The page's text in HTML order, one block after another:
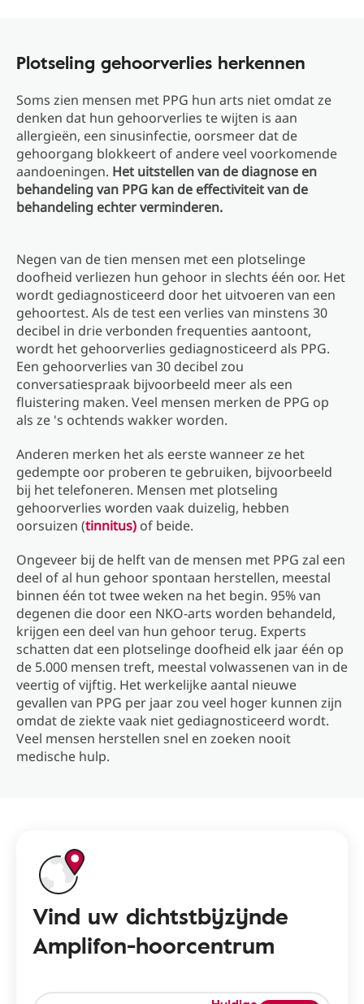
Plotseling gehoorverlies herkennen
Soms zien mensen met PPG hun arts niet omdat ze
denken dat hun gehoorverlies te wijten is aan
allergieën, een sinusinfectie, oorsmeer dat de
gehoorgang blokkeert of andere veel voorkomende
aandoeningen. Het uitstellen van de diagnose en
behandeling van PPG kan de effectiviteit van de
behandeling echter verminderen.
Negen van de tien mensen met een plotselinge
doofheid verliezen hun gehoor in slechts één oor. Het
wordt gediagnosticeerd door het uitvoeren van een
gehoortest. Als de test een verlies van minstens 30
decibel in drie verbonden frequenties aantoont,
wordt het gehoorverlies gediagnosticeerd als PPG.
Een gehoorverlies van 30 decibel zou
conversatiespraak bijvoorbeeld meer als een
fluistering maken. Veel mensen merken de PPG op
als ze 's ochtends wakker worden.
Anderen merken het als eerste wanneer ze het
gedempte oor proberen te gebruiken, bijvoorbeeld
bij het telefoneren. Mensen met plotseling
gehoorverlies worden vaak duizelig, hebben
oorsuizen (tinnitus) of beide.
Ongeveer bij de helft van de mensen met PPG zal een
deel of al hun gehoor spontaan herstellen, meestal
binnen één tot twee weken na het begin. 95% van
degenen die door een NKO-arts worden behandeld,
krijgen een deel van hun gehoor terug. Experts
schatten dat een plotselinge doofheid elk jaar één op
de 5.000 mensen treft, meestal volwassenen van in de
veertig of vijftig. Het werkelijke aantal nieuwe
gevallen van PPG per jaar zou veel hoger kunnen zijn
omdat de ziekte vaak niet gediagnosticeerd wordt.
Veel mensen herstellen snel en zoeken nooit
medische hulp.
Vind uw dichtstbijzijnde
Amplifon-hoorcentrum